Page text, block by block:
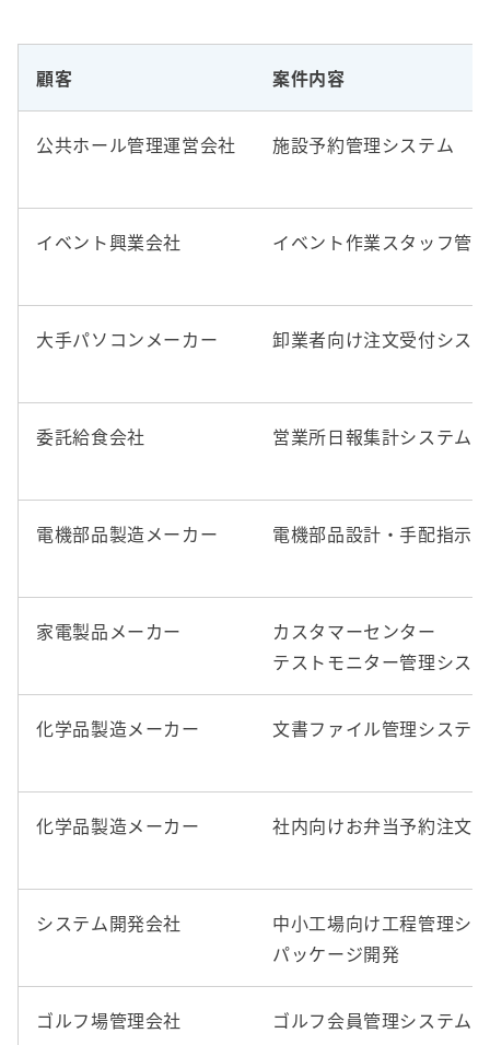
顧客 案件内容
公共ホール管理運営会社 施設予約管理システム
イベント興業会社 イベント作業スタッフ管
大手パソコンメーカー 卸業者向け注文受付シス
委託給食会社 営業所日報集計システム
電機部品製造メーカー 電機部品設計・手配指示
家電製品メーカー
カスタマーセンター
テストモニター管理シス
化学品製造メーカー 文書ファイル管理システ
化学品製造メーカー 社内向けお弁当予約注文
システム開発会社
中小工場向け工程管理シ
パッケージ開発
ゴルフ場管理会社 ゴルフ会員管理システム